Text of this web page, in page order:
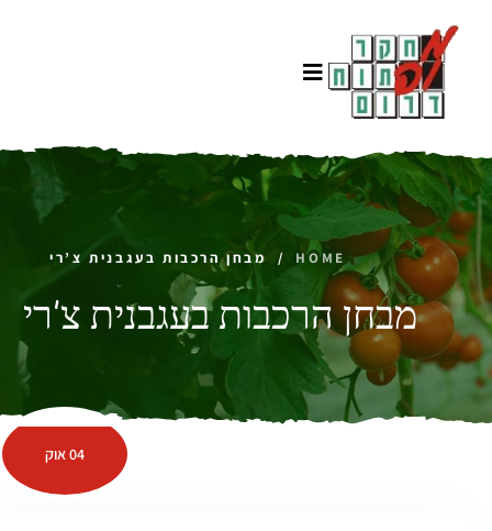
HOME
/ מבחן הרכבות בעגבנית צ’רי
מבחן הרכבות בעגבנית צ’רי
04 אוק